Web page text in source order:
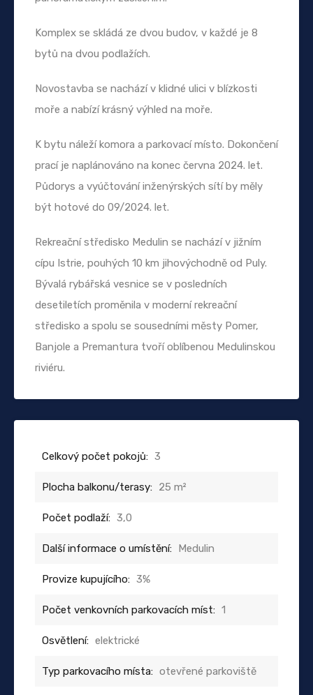
Komplex se skládá ze dvou budov, v každé je 8
bytů na dvou podlažích.
Novostavba se nachází v klidné ulici v blízkosti
moře a nabízí krásný výhled na moře.
K bytu náleží komora a parkovací místo. Dokončení
prací je naplánováno na konec června 2024. let.
Půdorys a vyúčtování inženýrských sítí by měly
být hotové do 09/2024. let.
Rekreační středisko Medulin se nachází v jižním
cípu Istrie, pouhých 10 km jihovýchodně od Puly.
Bývalá rybářská vesnice se v posledních
desetiletích proměnila v moderní rekreační
středisko a spolu se sousedními městy Pomer,
Banjole a Premantura tvoří oblíbenou Medulinskou
riviéru.
Celkový počet pokojů: 3
Plocha balkonu/terasy: 25 m²
Počet podlaží: 3,0
Další informace o umístění: Medulin
Provize kupujícího: 3%
Počet venkovních parkovacích míst: 1
Osvětlení: elektrické
Typ parkovacího místa: otevřené parkoviště